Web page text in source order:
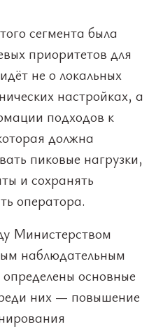
сегмента была
приоритетов для
не о локальных
настройках, а
подходов к
должна
пиковые нагрузки,
и сохранять
оператора.
Министерством
наблюдательным
основные
них — повышение